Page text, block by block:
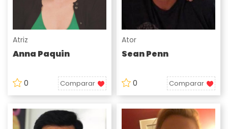
Atriz
Anna Paquin
0 Comparar
Ator
Sean Penn
0 Comparar